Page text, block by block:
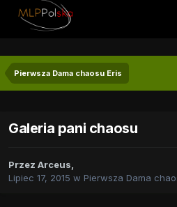
Pierwsza Dama chaosu Eris
Galeria pani chaosu
Przez Arceus,
Lipiec 17, 2015 w Pierwsza Dama